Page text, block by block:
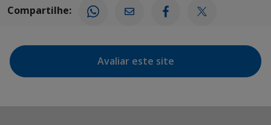
Compartilhe:
Avaliar este site